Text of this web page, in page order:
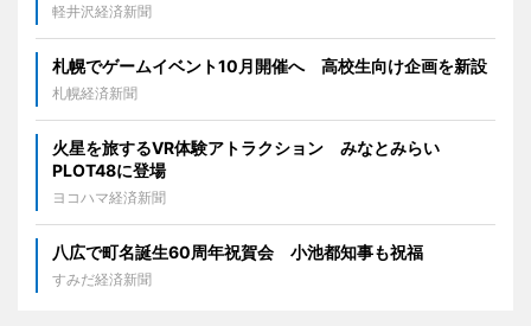
軽井沢経済新聞
札幌でゲームイベント10月開催へ 高校生向け企画を新設
札幌経済新聞
火星を旅するVR体験アトラクション みなとみらい
PLOT48に登場
ヨコハマ経済新聞
八広で町名誕生60周年祝賀会 小池都知事も祝福
すみだ経済新聞